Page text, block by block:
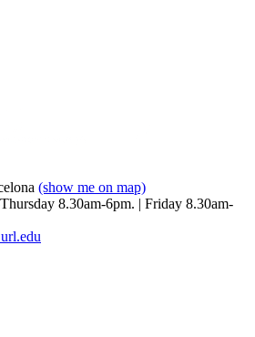
(show me on map)
8.30am-6pm. | Friday 8.30am-